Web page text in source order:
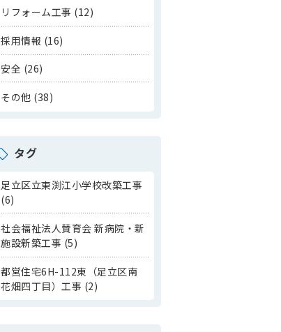
リフォーム工事 (12)
採用情報 (16)
安全 (26)
その他 (38)
タグ
足立区立東渕江小学校改築工事
(6)
社会福祉法人賛育会 新病院・新
施設新築工事 (5)
都営住宅6H-112東（足立区南
花畑四丁目）工事 (2)